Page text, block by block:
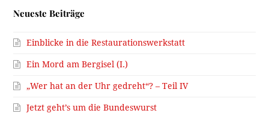
Neueste Beiträge
Einblicke in die Restaurationswerkstatt
Ein Mord am Bergisel (I.)
„Wer hat an der Uhr gedreht“? – Teil IV
Jetzt geht’s um die Bundeswurst